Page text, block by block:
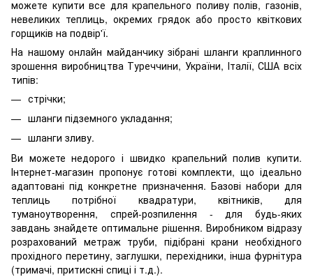
можете купити все для крапельного поливу полів, газонів,
невеликих теплиць, окремих грядок або просто квіткових
горщиків на подвір'ї.
На нашому онлайн майданчику зібрані шланги краплинного
зрошення виробництва Туреччини, України, Італії, США всіх
типів:
стрічки;
шланги підземного укладання;
шланги зливу.
Ви можете недорого і швидко крапельний полив купити.
Інтернет-магазин пропонує готові комплекти, що ідеально
адаптовані під конкретне призначення. Базові набори для
теплиць потрібної квадратури, квітників, для
туманоутворення, спрей-розпилення - для будь-яких
завдань знайдете оптимальне рішення. Виробником відразу
розрахований метраж труби, підібрані крани необхідного
прохідного перетину, заглушки, перехідники, інша фурнітура
(тримачі, притискні спиці і т.д.).